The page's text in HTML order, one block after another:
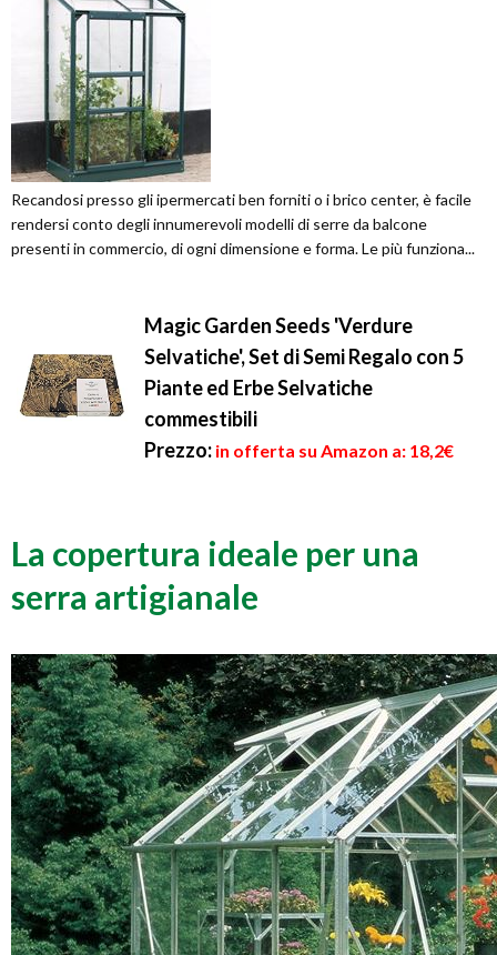
Recandosi presso gli ipermercati ben forniti o i brico center, è facile
rendersi conto degli innumerevoli modelli di serre da balcone
presenti in commercio, di ogni dimensione e forma. Le più funziona...
Magic Garden Seeds 'Verdure
Selvatiche', Set di Semi Regalo con 5
Piante ed Erbe Selvatiche
commestibili
Prezzo: in offerta su Amazon a: 18,2€
La copertura ideale per una
serra artigianale